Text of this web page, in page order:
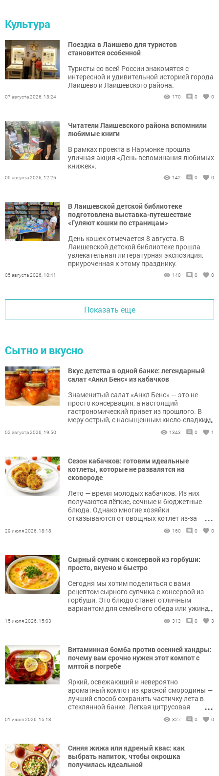
Культура
Поездка в Лаишево для туристов
становится особенной
Туристы со всей России знакомятся с
интересной и удивительной историей города
Лаишево и Лаишевского района.
07 августа 2026, 13:24 170 0 0
Читатели Лаишевского района вспомнили
любимые книги
В рамках проекта в Нармонке прошла
уличная акция «День вспоминания любимых
книжек».
05 августа 2026, 12:26 142 0 0
В Лаишевской детской библиотеке
подготовлена выставка-путешествие
«Гуляют кошки по страницам»
День кошек отмечается 8 августа. В
Лаишевской детской библиотеке прошла
увлекательная литературная экспозиция,
приуроченная к этому празднику.
05 августа 2026, 10:41 140 0 0
Показать еще
Сытно и вкусно
Вкус детства в одной банке: легендарный
салат «Анкл Бенс» из кабачков
Знаменитый салат «Анкл Бенс» — это не
просто консервация, а настоящий
гастрономический привет из прошлого. В
меру острый, с насыщенным кисло-сладким
соусом и упругими кусочками овощей, он
идеально дополняет зимний ужин или
правильной последовательности
добавления ингредиентов: каждый овощ
сохраняет свою текстуру, пропитываясь
...
02 августа 2026, 19:50 1343 0 1
Сезон кабачков: готовим идеальные
котлеты, которые не развалятся на
сковороде
Лето — время молодых кабачков. Из них
получаются лёгкие, сочные и бюджетные
блюда. Однако многие хозяйки
отказываются от овощных котлет из-за
главной проблемы: они разваливаются при
жарке или превращаются в кашу.
...
29 июля 2026, 18:18 160 0 0
Сырный супчик с консервой из горбуши:
просто, вкусно и быстро
Сегодня мы хотим поделиться с вами
рецептом сырного супчика с консервой из
горбуши. Это блюдо станет отличным
вариантом для семейного обеда или ужина.
Оно не только вкусное, но и достаточно
...
15 июля 2026, 15:03 313 0 3
Витаминная бомба против осенней хандры:
почему вам срочно нужен этот компот с
мятой в погребе
Яркий, освежающий и невероятно
ароматный компот из красной смородины —
лучший способ сохранить частичку лета в
стеклянной банке. Легкая цитрусовая
кислинка сочного лимона, пряная гвоздика и
прохладные нотки свежей мяты
не только порадует насыщенным
рубиновым цветом, но и станет отличной
витаминной поддержкой для иммунитета.
...
01 июля 2026, 15:13 327 0 0
Синяя жижа или ядреный квас: как
выбрать напиток, чтобы окрошка
получилась идеальной